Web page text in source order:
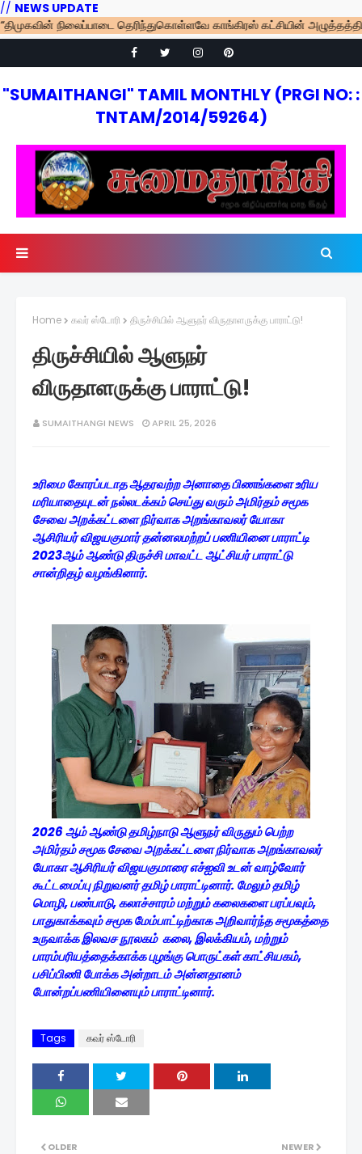
// NEWS UPDATE
நிலைப்பாடை தெரிந்துகொள்ளவே காங்கிரஸ் கட்சியின் அழுத்தத்தில்
"SUMAITHANGI" TAMIL MONTHLY (PRGI NO: :
TNTAM/2014/59264)
Home கவர் ஸ்டோரி திருச்சியில் ஆளுநர் விருதாளருக்கு பாராட்டு!
திருச்சியில் ஆளுநர்
விருதாளருக்கு பாராட்டு!
SUMAITHANGI NEWS APRIL 25, 2026
உரிமை கோரப்படாத ஆதரவற்ற அனாதை பிணங்களை உரிய
மரியாதையுடன் நல்லடக்கம் செய்து வரும் அமிர்தம் சமூக
சேவை அறக்கட்டளை நிர்வாக அறங்காவலர் யோகா
ஆசிரியர் விஜயகுமார் தன்னலமற்றப் பணியினை பாராட்டி
2023ஆம் ஆண்டு திருச்சி மாவட்ட ஆட்சியர் பாராட்டு
சான்றிதழ் வழங்கினார்.
2026 ஆம் ஆண்டு தமிழ்நாடு ஆளுநர் விருதும் பெற்ற
அமிர்தம் சமூக சேவை அறக்கட்டளை நிர்வாக அறங்காவலர்
யோகா ஆசிரியர் விஜயகுமாரை எச்ஐவி உடன் வாழ்வோர்
கூட்டமைப்பு நிறுவனர் தமிழ் பாராட்டினார். மேலும் தமிழ்
மொழி, பண்பாடு, கலாச்சாரம் மற்றும் கலைகளை பரப்பவும்,
பாதுகாக்கவும் சமூக மேம்பாட்டிற்காக அறிவார்ந்த சமூகத்தை
உருவாக்க இலவச நூலகம் கலை, இலக்கியம், மற்றும்
பாரம்பரியத்தைக்காக்க புழங்கு பொருட்கள் காட்சியகம்,
பசிப்பிணி போக்க அன்றாடம் அன்னதானம்
போன்றப்பணியினையும் பாராட்டினார்.
Tags கவர் ஸ்டோரி
NEWER
OLDER